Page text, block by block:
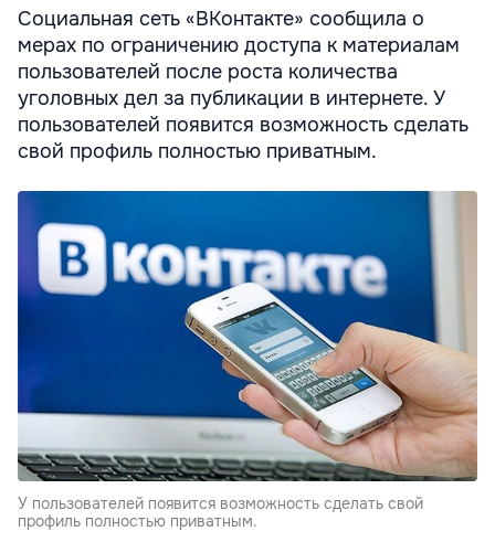
Социальная сеть «ВКонтакте» сообщила о
мерах по ограничению доступа к материалам
пользователей после роста количества
уголовных дел за публикации в интернете. У
пользователей появится возможность сделать
свой профиль полностью приватным.
У пользователей появится возможность сделать свой
профиль полностью приватным.